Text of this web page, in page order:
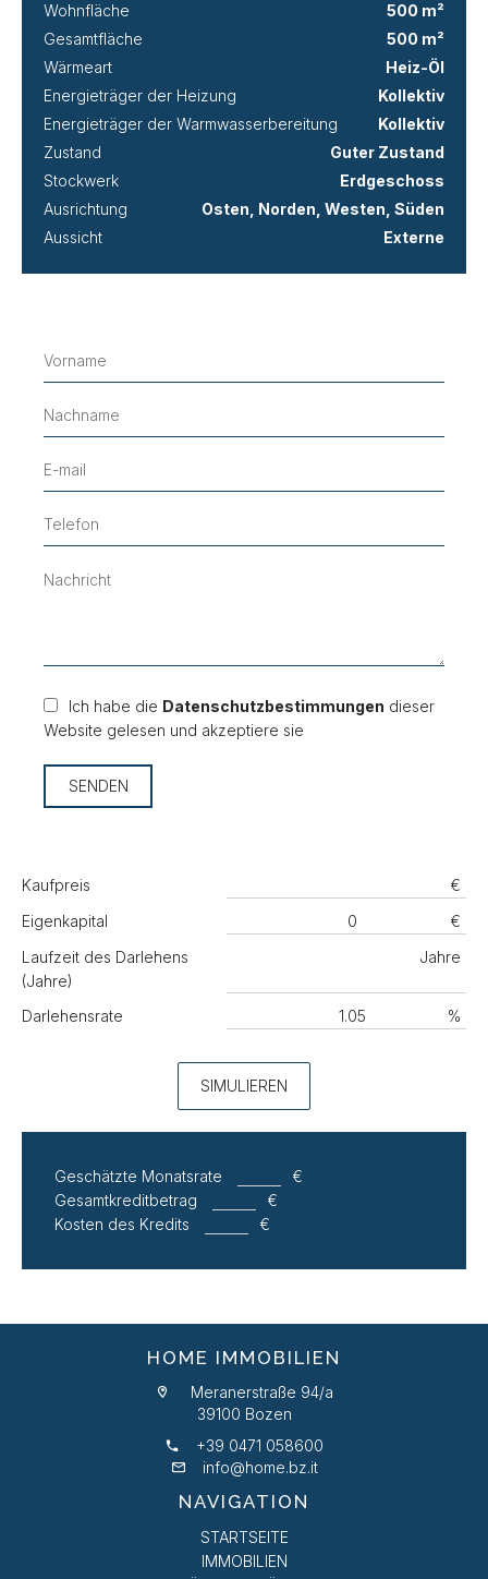
Wohnfläche
500 m²
Gesamtfläche
500 m²
Wärmeart
Heiz-Öl
Energieträger der Heizung
Kollektiv
Energieträger der Warmwasserbereitung
Kollektiv
Zustand
Guter Zustand
Stockwerk
Erdgeschoss
Ausrichtung
Osten, Norden, Westen, Süden
Aussicht
Externe
Ich habe die Datenschutzbestimmungen dieser
Website gelesen und akzeptiere sie
SENDEN
Kaufpreis
€
Eigenkapital
€
Laufzeit des Darlehens
(Jahre)
Jahre
Darlehensrate %
SIMULIEREN
Geschätzte Monatsrate
€
Gesamtkreditbetrag
€
Kosten des Kredits
€
HOME IMMOBILIEN
Meranerstraße 94/a
39100 Bozen
+39 0471 058600
info@home.bz.it
NAVIGATION
STARTSEITE
IMMOBILIEN